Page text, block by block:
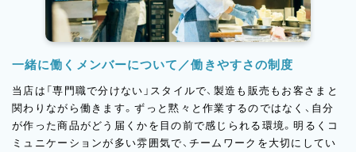
一緒に働くメンバーについて／働きやすさの制度
当店は「専門職で分けない」スタイルで、製造も販売もお客さまと
関わりながら働きます。ずっと黙々と作業するのではなく、自分
が作った商品がどう届くかを目の前で感じられる環境。明るくコ
ミュニケーションが多い雰囲気で、チームワークを大切にしてい